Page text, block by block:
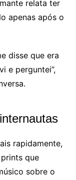
relata ter
apenas após o
disse que era
e perguntei”,
rapidamente,
que
sobre o